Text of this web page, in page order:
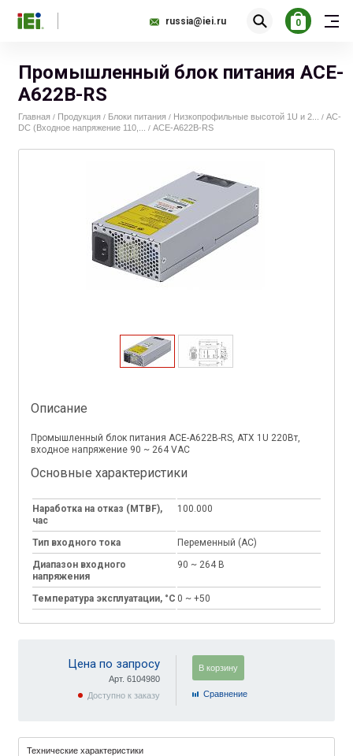
russia@iei.ru 0
Промышленный блок питания ACE-
A622B-RS
Главная / Продукция / Блоки питания / Низкопрофильные высотой 1U и 2... / AC-
DС (Входное напряжение 110,...
/ ACE-A622B-RS
Описание
Промышленный блок питания ACE-A622B-RS, ATX 1U 220Вт,
входное напряжение 90 ~ 264 VAC
Основные характеристики
Наработка на отказ (MTBF),
час
100.000
Тип входного тока
Переменный (AC)
Диапазон входного
напряжения
90 ~ 264 В
Температура эксплуатации, °C 0 ~ +50
Цена по запросу
Арт. 6104980
Доступно к заказу
В корзину
Cравнение
Технические характеристики